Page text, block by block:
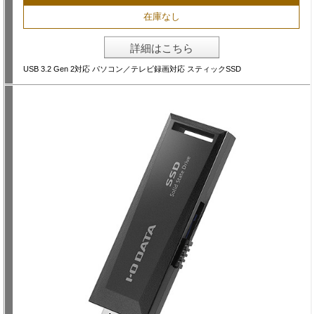
在庫なし
詳細はこちら
USB 3.2 Gen 2対応 パソコン／テレビ録画対応 スティックSSD